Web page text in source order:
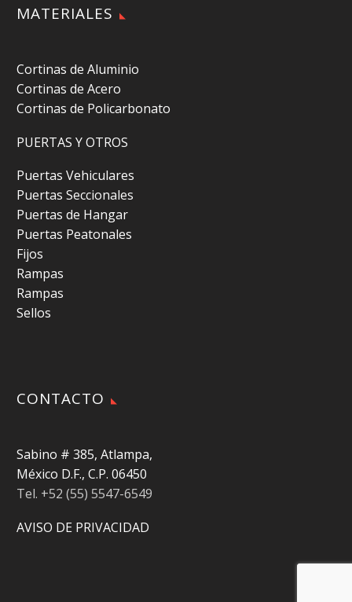
MATERIALES
Cortinas de Aluminio
Cortinas de Acero
Cortinas de Policarbonato
PUERTAS Y OTROS
Puertas Vehiculares
Puertas Seccionales
Puertas de Hangar
Puertas Peatonales
Fijos
Rampas
Rampas
Sellos
CONTACTO
Sabino # 385, Atlampa,
México D.F., C.P. 06450
Tel. +52 (55) 5547-6549
AVISO DE PRIVACIDAD